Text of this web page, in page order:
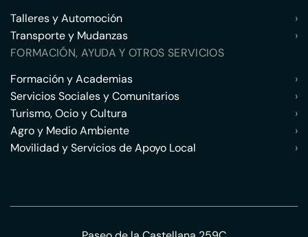
Talleres y Automoción
›
Transporte y Mudanzas
›
FORMACIÓN, AYUDA Y OTROS SERVICIOS
Formación y Academias
›
Servicios Sociales y Comunitarios
›
Turismo, Ocio y Cultura
›
Agro y Medio Ambiente
›
Movilidad y Servicios de Apoyo Local
›